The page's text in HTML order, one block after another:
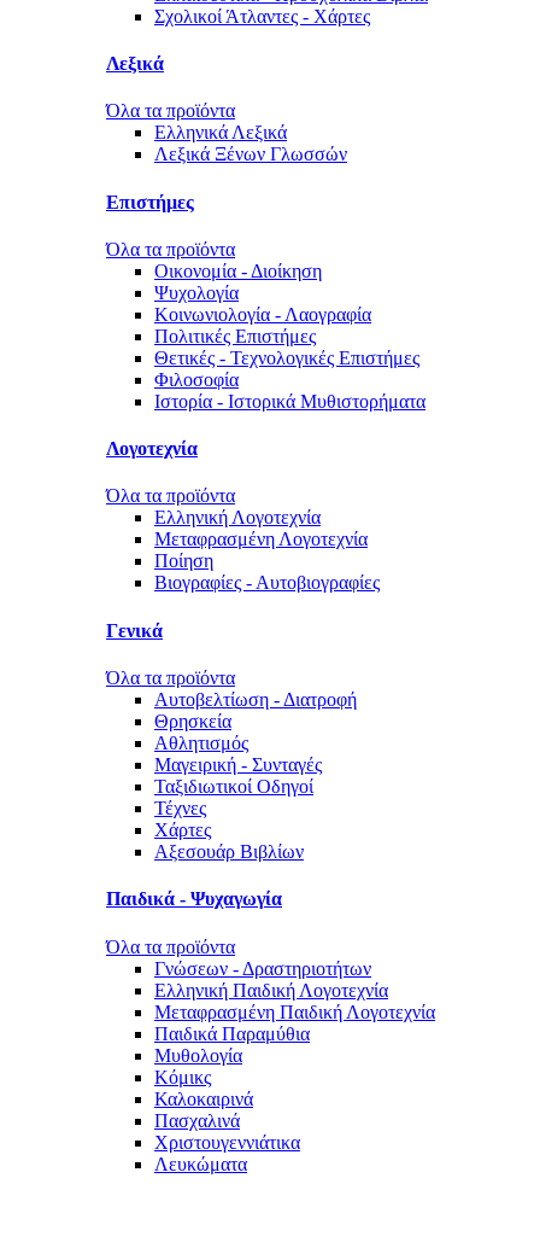
Σχολικοί Άτλαντες - Χάρτες
Λεξικά
Όλα τα προϊόντα
Ελληνικά Λεξικά
Λεξικά Ξένων Γλωσσών
Επιστήμες
Όλα τα προϊόντα
Οικονομία - Διοίκηση
Ψυχολογία
Κοινωνιολογία - Λαογραφία
Πολιτικές Eπιστήμες
Θετικές - Τεχνολογικές Επιστήμες
Φιλοσοφία
Ιστορία - Ιστορικά Μυθιστορήματα
Λογοτεχνία
Όλα τα προϊόντα
Ελληνική Λογοτεχνία
Μεταφρασμένη Λογοτεχνία
Ποίηση
Βιογραφίες - Αυτοβιογραφίες
Γενικά
Όλα τα προϊόντα
Αυτοβελτίωση - Διατροφή
Θρησκεία
Αθλητισμός
Μαγειρική - Συνταγές
Ταξιδιωτικοί Οδηγοί
Τέχνες
Χάρτες
Αξεσουάρ Βιβλίων
Παιδικά - Ψυχαγωγία
Όλα τα προϊόντα
Γνώσεων - Δραστηριοτήτων
Ελληνική Παιδική Λογοτεχνία
Μεταφρασμένη Παιδική Λογοτεχνία
Παιδικά Παραμύθια
Μυθολογία
Κόμικς
Καλοκαιρινά
Πασχαλινά
Χριστουγεννιάτικα
Λευκώματα